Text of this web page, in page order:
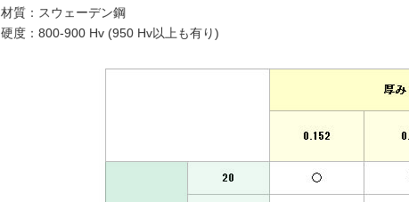
材質：スウェーデン鋼
硬度：800-900 Hv (950 Hv以上も有り)